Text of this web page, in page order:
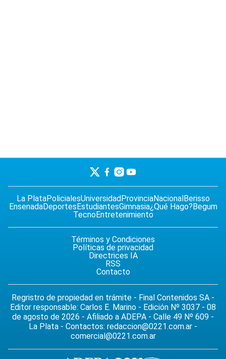
La PlataPolicialesUniversidadProvinciaNacionalBerisso
EnsenadaDeportesEstudiantesGimnasia¿Qué Hago?Begum
TecnoEntretenimiento
Términos y Condiciones
Políticas de privacidad
Directrices IA
RSS
Contacto
Regristro de propiedad en trámite - Final Contenidos SA -
Editor responsable: Carlos E. Marino - Edición Nº 3037 - 08
de agosto de 2026 - Afiliado a ADEPA - Calle 49 Nº 609 -
La Plata - Contactos: redaccion@0221.com.ar -
comercial@0221.com.ar